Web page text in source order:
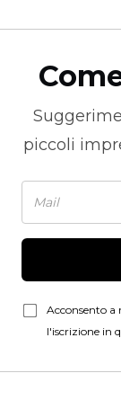
piccoli
Acconsento a
l'iscrizione in